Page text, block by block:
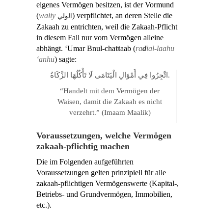
eigenes Vermögen besitzen, ist der Vormund
(waliy الولي) verpflichtet, an deren Stelle die
Zakaah zu entrichten, weil die Zakaah-Pflicht
in diesem Fall nur vom Vermögen alleine
abhängt. ‘Umar Bnul-chattaab (radial-laahu
‘anhu) sagte:
اتَّجِرُوا فِي أَمْوَالِ الْيَتَامَى لَا تَأْكُلُهَا الزَّكَاةُ.
“Handelt mit dem Vermögen der
Waisen, damit die Zakaah es nicht
verzehrt.” (Imaam Maalik)
Voraussetzungen, welche Vermögen
zakaah-pflichtig machen
Die im Folgenden aufgeführten
Voraussetzungen gelten prinzipiell für alle
zakaah-pflichtigen Vermögenswerte (Kapital-,
Betriebs- und Grundvermögen, Immobilien,
etc.).